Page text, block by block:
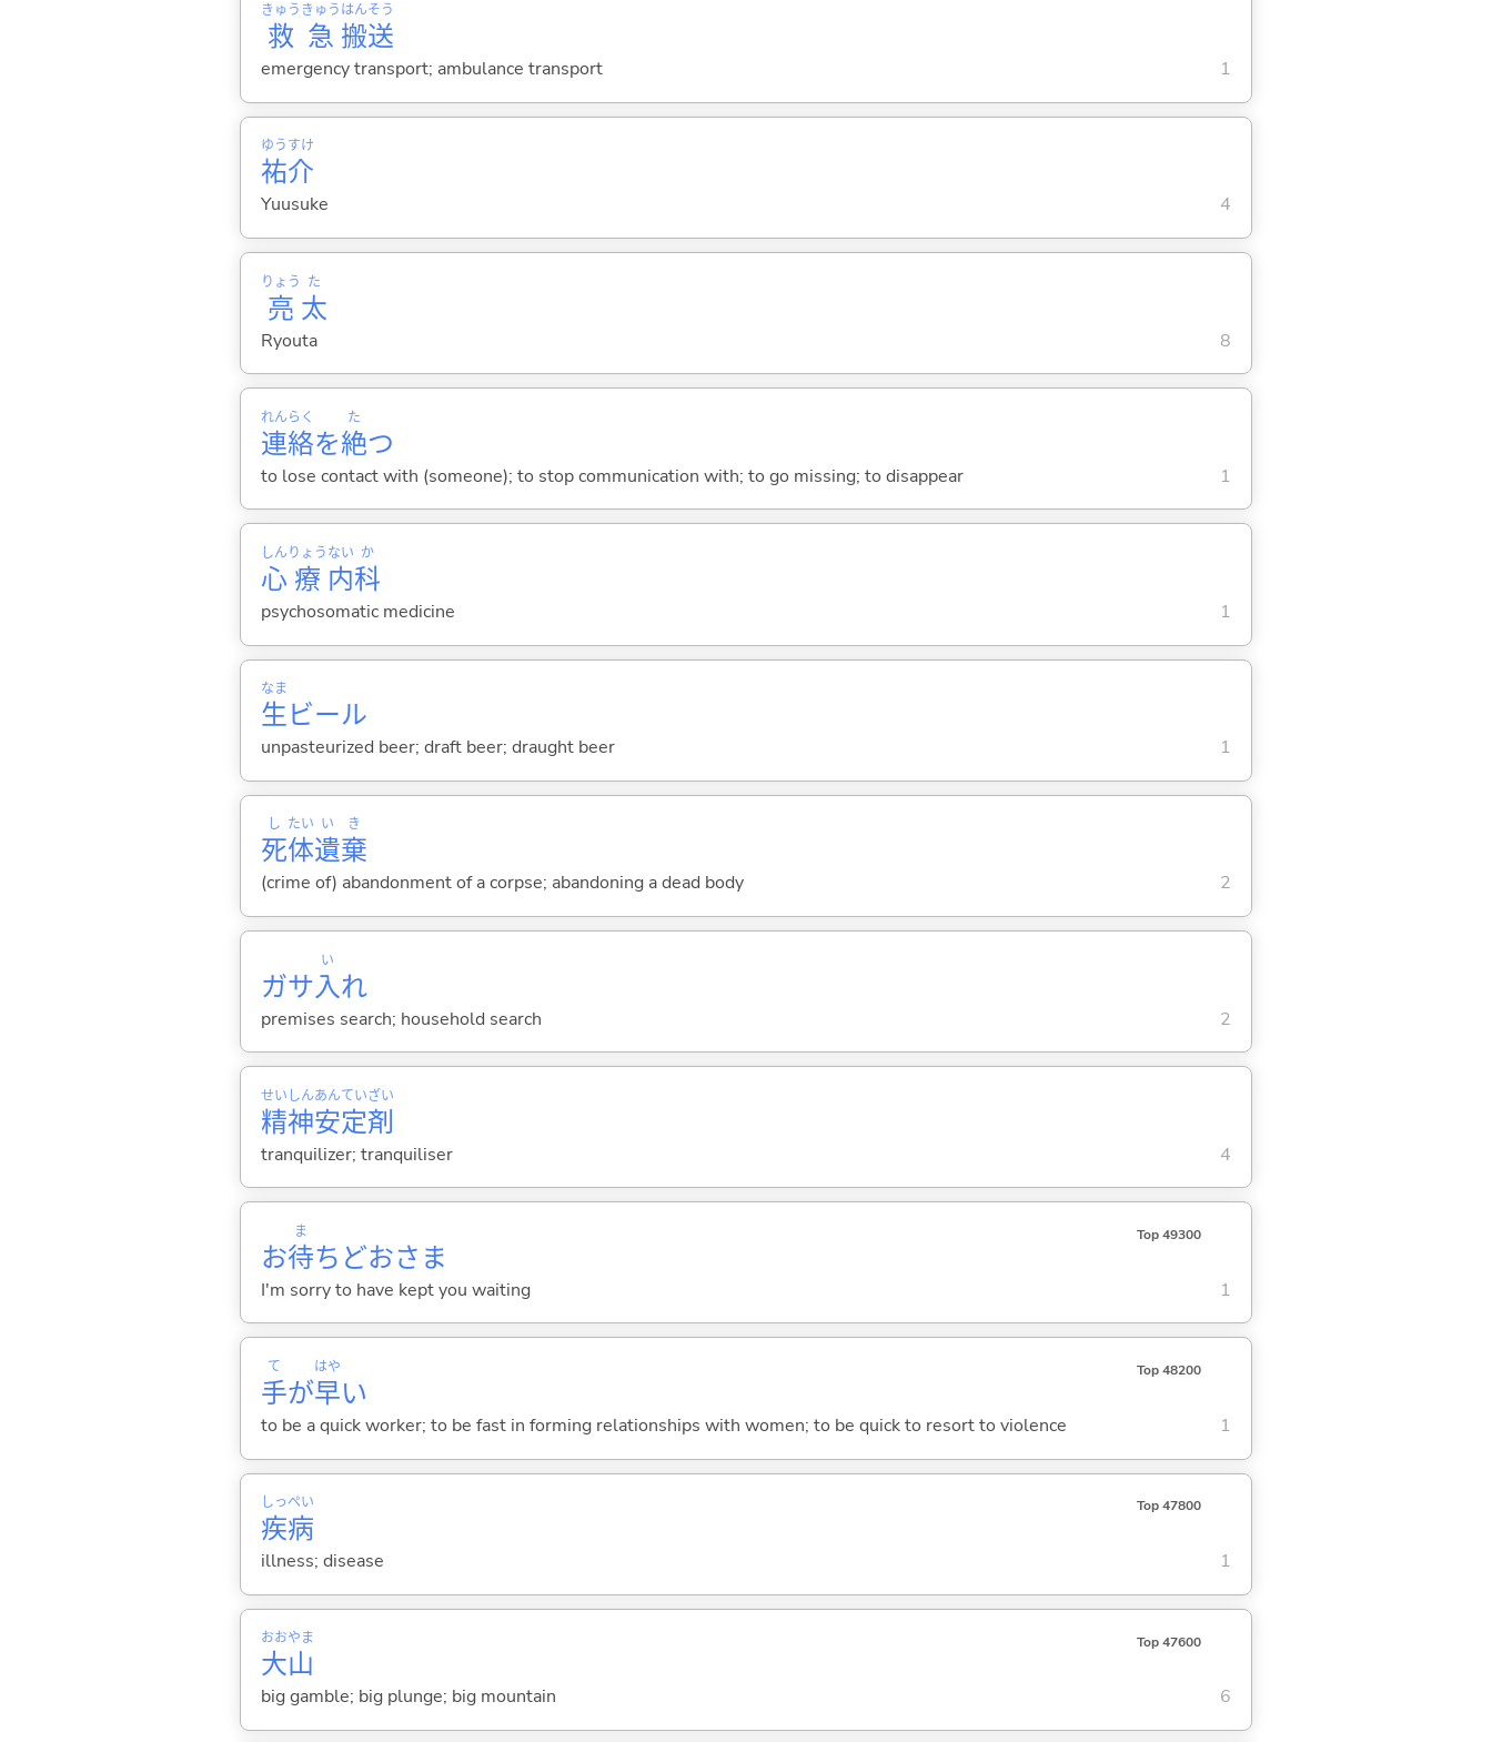
救
きゅう
急
きゅう
搬
はん
送
そう
emergency transport; ambulance transport 1
祐
ゆう
介
すけ
Yuusuke 4
亮
りょう
太
た
Ryouta 8
連
れん
絡
らく
を絶
た
つ
to lose contact with (someone); to stop communication with; to go missing; to disappear 1
心
しん
療
りょう
内
ない
科
か
psychosomatic medicine 1
生
なま
ビール
unpasteurized beer; draft beer; draught beer 1
死
し
体
たい
遺
い
棄
き
(crime of) abandonment of a corpse; abandoning a dead body 2
ガサ入
い
れ
premises search; household search 2
精
せい
神
しん
安
あん
定
てい
剤
ざい
tranquilizer; tranquiliser 4
お待
ま
ちどおさま
Top 49300
I'm sorry to have kept you waiting 1
手
て
が早
はや
い
Top 48200
to be a quick worker; to be fast in forming relationships with women; to be quick to resort to violence 1
疾
しっ
病
ぺい Top 47800
illness; disease 1
大
おお
山
やま Top 47600
big gamble; big plunge; big mountain 6